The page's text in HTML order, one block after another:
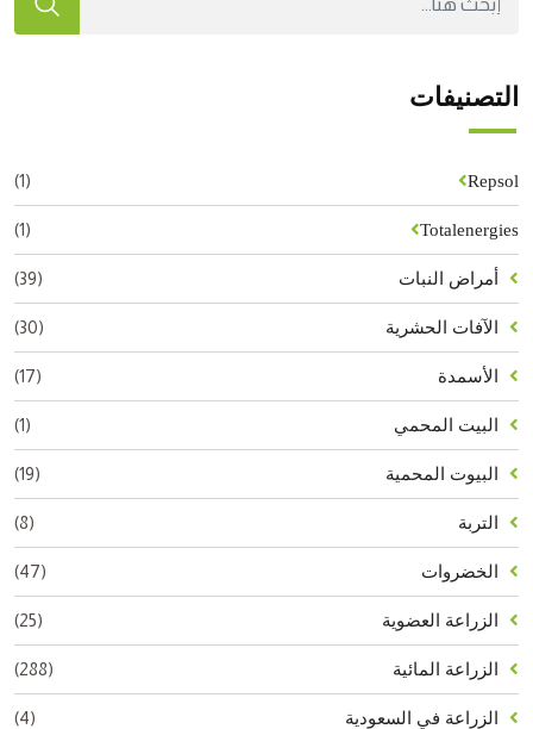
التصنيفات
Repsol
(1)
Totalenergies
(1)
أمراض النبات (39)
الآفات الحشرية (30)
الأسمدة (17)
البيت المحمي (1)
البيوت المحمية (19)
التربة (8)
الخضروات (47)
الزراعة العضوية (25)
الزراعة المائية (288)
الزراعة في السعودية (4)